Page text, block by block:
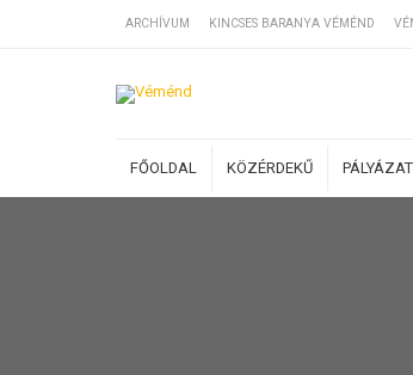
ARCHÍVUM KINCSES BARANYA VÉMÉND
FŐOLDAL KÖZÉRDEKŰ
SZÁLLÁSOK